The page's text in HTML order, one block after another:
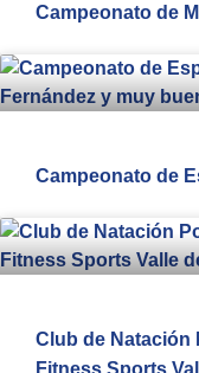
Campeonato de
Campeonato de
Club de Natación
Fitness Sports